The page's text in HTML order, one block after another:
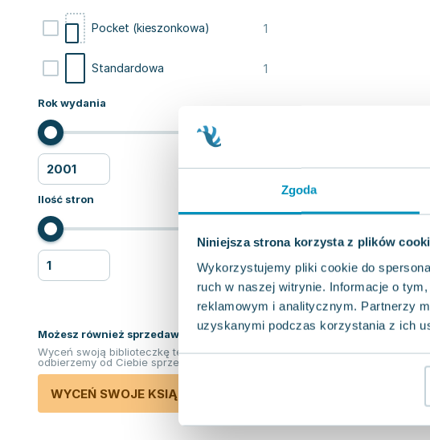
Zgoda
Niniejsza strona korzysta z plików
Wykorzystujemy pliki cookie do
ruch w naszej witrynie. Informacje o
reklamowym i analitycznym. Partnerzy
uzyskanymi podczas korzystania z ich
Pocket (kieszonkowa) 1
Standardowa 1
Rok wydania
Ilość stron
Możesz również sprzedawać ksiązki!
Wyceń swoją biblioteczkę teraz. Odkupimy i
odbierzemy od Ciebie sprzedane książki.
WYCEŃ SWOJE KSIĄŻKI